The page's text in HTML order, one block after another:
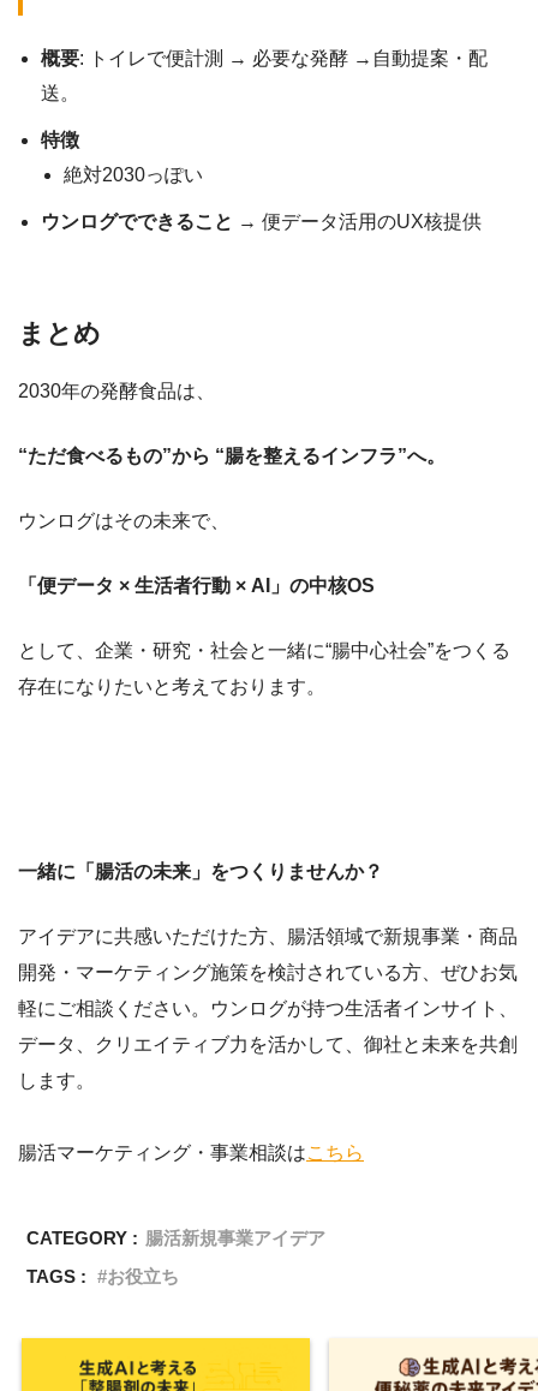
概要: トイレで便計測 → 必要な発酵 →自動提案・配
送。
特徴
絶対2030っぽい
ウンログでできること → 便データ活用のUX核提供
まとめ
2030年の発酵食品は、
“ただ食べるもの”から “腸を整えるインフラ”へ。
ウンログはその未来で、
「便データ × 生活者行動 × AI」の中核OS
として、企業・研究・社会と一緒に“腸中心社会”をつくる
存在になりたいと考えております。
一緒に「腸活の未来」をつくりませんか？
アイデアに共感いただけた方、腸活領域で新規事業・商品
開発・マーケティング施策を検討されている方、ぜひお気
軽にご相談ください。ウンログが持つ生活者インサイト、
データ、クリエイティブ力を活かして、御社と未来を共創
します。
腸活マーケティング・事業相談はこちら
CATEGORY : 腸活新規事業アイデア
TAGS :
お役立ち